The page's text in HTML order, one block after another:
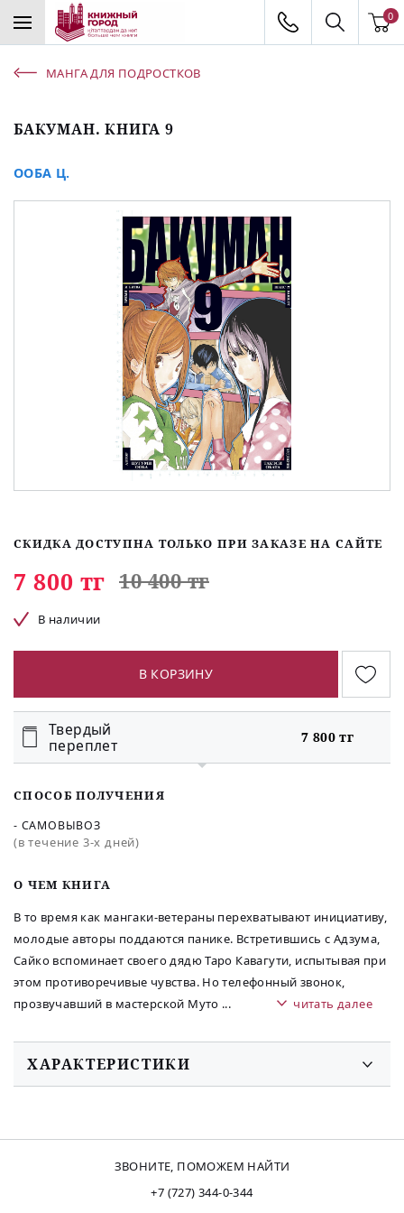
0
МАНГА ДЛЯ ПОДРОСТКОВ
БАКУМАН. КНИГА 9
ООБА Ц.
O ЧЕМ КНИГА
В то время как мангаки-ветераны перехватывают инициативу,
молодые авторы поддаются панике. Встретившись с Адзума,
Сайко вспоминает своего дядю Таро Кавагути, испытывая при
этом противоречивые чувства. Но телефонный звонок,
прозвучавший в мастерской Муто ... читать далее
СКИДКА ДОСТУПНА ТОЛЬКО ПРИ ЗАКАЗЕ НА САЙТЕ
7 800 тг 10 400 тг
В наличии
В КОРЗИНУ
Твердый
переплет
7 800 тг
СПОСОБ ПОЛУЧЕНИЯ
- САМОВЫВОЗ
(в течение 3-х дней)
ХАРАКТЕРИСТИКИ
ЗВОНИТЕ, ПОМОЖЕМ НАЙТИ
+7 (727) 344-0-344